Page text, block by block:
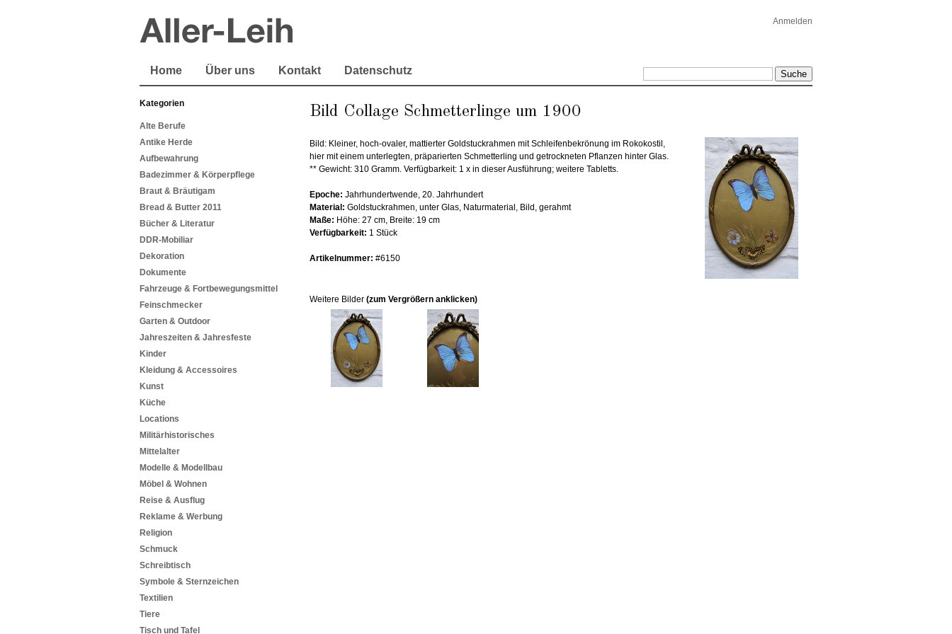
Anmelden
Home Über uns Kontakt Datenschutz
Kategorien
Alte Berufe
Antike Herde
Aufbewahrung
Badezimmer & Körperpflege
Braut & Bräutigam
Bread & Butter 2011
Bücher & Literatur
DDR-Mobiliar
Dekoration
Dokumente
Fahrzeuge & Fortbewegungsmittel
Feinschmecker
Garten & Outdoor
Jahreszeiten & Jahresfeste
Kinder
Kleidung & Accessoires
Kunst
Küche
Locations
Militärhistorisches
Mittelalter
Modelle & Modellbau
Möbel & Wohnen
Reise & Ausflug
Reklame & Werbung
Religion
Schmuck
Schreibtisch
Symbole & Sternzeichen
Textilien
Tiere
Tisch und Tafel
Bild Collage Schmetterlinge um 1900
Bild: Kleiner, hoch-ovaler, mattierter Goldstuckrahmen mit Schleifenbekrönung im Rokokostil,
hier mit einem unterlegten, präparierten Schmetterling und getrockneten Pflanzen hinter Glas.
** Gewicht: 310 Gramm. Verfügbarkeit: 1 x in dieser Ausführung; weitere Tabletts.
Epoche: Jahrhundertwende, 20. Jahrhundert
Material: Goldstuckrahmen, unter Glas, Naturmaterial, Bild, gerahmt
Maße: Höhe: 27 cm, Breite: 19 cm
Verfügbarkeit: 1 Stück
Artikelnummer: #6150
Weitere Bilder (zum Vergrößern anklicken)